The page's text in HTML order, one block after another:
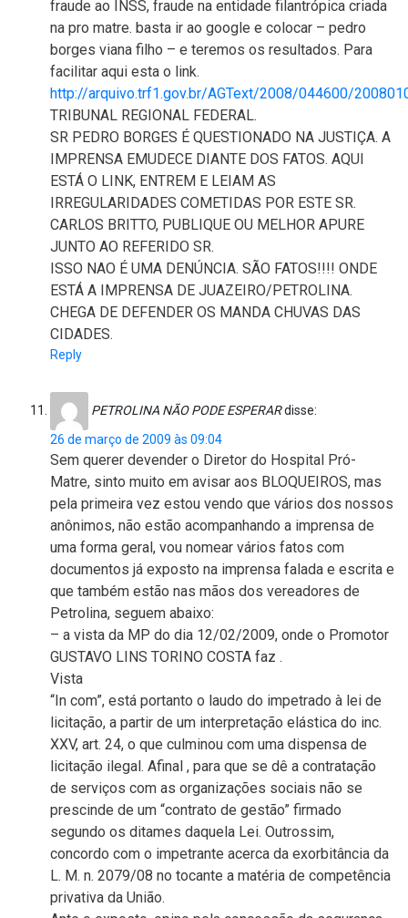
fraude ao INSS, fraude na entidade filantrópica criada
na pro matre. basta ir ao google e colocar – pedro
borges viana filho – e teremos os resultados. Para
facilitar aqui esta o link.
http://arquivo.trf1.gov.br/AGText/2008/044600/
TRIBUNAL REGIONAL FEDERAL.
SR PEDRO BORGES É QUESTIONADO NA JUSTIÇA. A
IMPRENSA EMUDECE DIANTE DOS FATOS. AQUI
ESTÁ O LINK, ENTREM E LEIAM AS
IRREGULARIDADES COMETIDAS POR ESTE SR.
CARLOS BRITTO, PUBLIQUE OU MELHOR APURE
JUNTO AO REFERIDO SR.
ISSO NAO É UMA DENÚNCIA. SÃO FATOS!!!! ONDE
ESTÁ A IMPRENSA DE JUAZEIRO/PETROLINA.
CHEGA DE DEFENDER OS MANDA CHUVAS DAS
CIDADES.
Reply
PETROLINA NÃO PODE ESPERARdisse:
26 de março de 2009 às 09:04
Sem querer devender o Diretor do Hospital Pró-
Matre, sinto muito em avisar aos BLOQUEIROS, mas
pela primeira vez estou vendo que vários dos nossos
anônimos, não estão acompanhando a imprensa de
uma forma geral, vou nomear vários fatos com
documentos já exposto na imprensa falada e escrita e
que também estão nas mãos dos vereadores de
Petrolina, seguem abaixo:
– a vista da MP do dia 12/02/2009, onde o Promotor
GUSTAVO LINS TORINO COSTA faz .
Vista
“In com”, está portanto o laudo do impetrado à lei de
licitação, a partir de um interpretação elástica do inc.
XXV, art. 24, o que culminou com uma dispensa de
licitação ilegal. Afinal , para que se dê a contratação
de serviços com as organizações sociais não se
prescinde de um “contrato de gestão” firmado
segundo os ditames daquela Lei. Outrossim,
concordo com o impetrante acerca da exorbitância da
L. M. n. 2079/08 no tocante a matéria de competência
privativa da União.